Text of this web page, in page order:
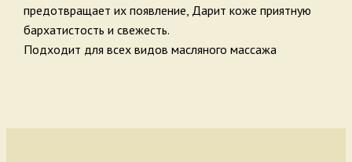
предотвращает их появление, Дарит коже приятную
бархатистость и свежесть.
Подходит для всех видов масляного массажа